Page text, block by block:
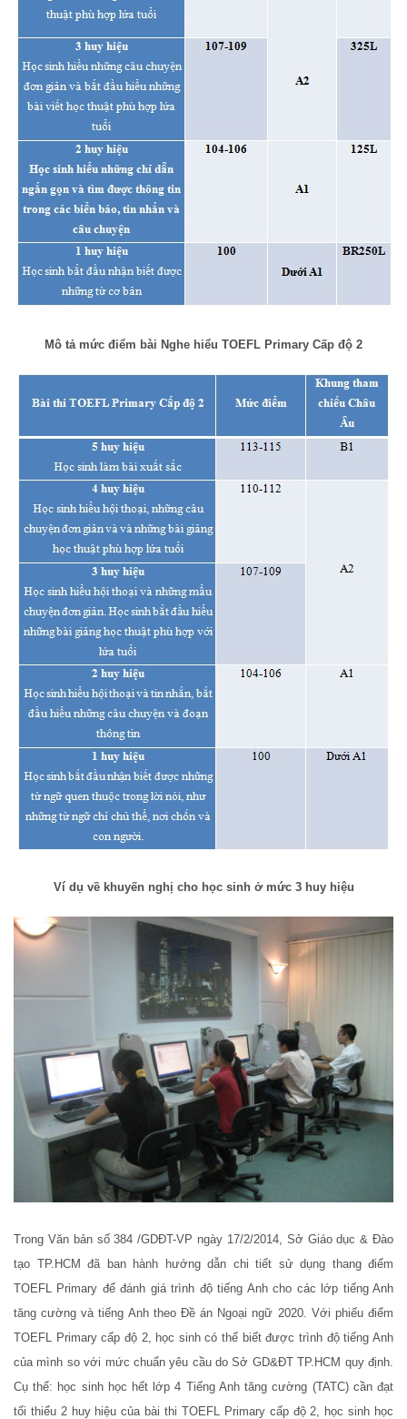
Mô tả mức điểm bài Nghe hiểu TOEFL Primary Cấp độ 2
Ví dụ về khuyến nghị cho học sinh ở mức 3 huy hiệu
Trong Văn bản số 384 /GDĐT-VP ngày 17/2/2014, Sở Giáo dục & Đào
tạo TP.HCM đã ban hành hướng dẫn chi tiết sử dụng thang điểm
TOEFL Primary để đánh giá trình độ tiếng Anh cho các lớp tiếng Anh
tăng cường và tiếng Anh theo Đề án Ngoại ngữ 2020. Với phiếu điểm
TOEFL Primary cấp độ 2, học sinh có thể biết được trình độ tiếng Anh
của mình so với mức chuẩn yêu cầu do Sở GD&ĐT TP.HCM quy định.
Cụ thể: học sinh học hết lớp 4 Tiếng Anh tăng cường (TATC) cần đạt
tối thiểu 2 huy hiệu của bài thi TOEFL Primary cấp độ 2, học sinh học